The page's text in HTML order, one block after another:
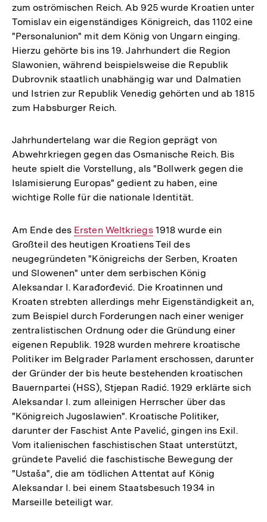
zum oströmischen Reich. Ab 925 wurde Kroatien unter
Tomislav ein eigenständiges Königreich, das 1102 eine
"Personalunion" mit dem König von Ungarn einging.
Hierzu gehörte bis ins 19. Jahrhundert die Region
Slawonien, während beispielsweise die Republik
Dubrovnik staatlich unabhängig war und Dalmatien
und Istrien zur Republik Venedig gehörten und ab 1815
zum Habsburger Reich.
Jahrhundertelang war die Region geprägt von
Abwehrkriegen gegen das Osmanische Reich. Bis
heute spielt die Vorstellung, als "Bollwerk gegen die
Islamisierung Europas" gedient zu haben, eine
wichtige Rolle für die nationale Identität.
Am Ende des Interner
Link:
Ersten Weltkriegs1918 wurde ein
Großteil des heutigen Kroatiens Teil des
neugegründeten "Königreichs der Serben, Kroaten
und Slowenen" unter dem serbischen König
Aleksandar I. Karađorđević. Die Kroatinnen und
Kroaten strebten allerdings mehr Eigenständigkeit an,
zum Beispiel durch Forderungen nach einer weniger
zentralistischen Ordnung oder die Gründung einer
eigenen Republik. 1928 wurden mehrere kroatische
Politiker im Belgrader Parlament erschossen, darunter
der Gründer der bis heute bestehenden kroatischen
Bauernpartei (HSS), Stjepan Radić. 1929 erklärte sich
Aleksandar I. zum alleinigen Herrscher über das
"Königreich Jugoslawien". Kroatische Politiker,
darunter der Faschist Ante Pavelić, gingen ins Exil.
Vom italienischen faschistischen Staat unterstützt,
gründete Pavelić die faschistische Bewegung der
"Ustaša", die am tödlichen Attentat auf König
Aleksandar I. bei einem Staatsbesuch 1934 in
Marseille beteiligt war.